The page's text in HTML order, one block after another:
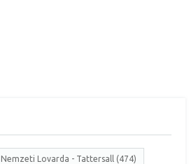
Nemzeti Lovarda - Tattersall (474)